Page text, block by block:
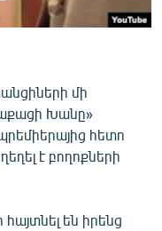
մի
Խանը»
հետո
է բողոքների
են իրենց